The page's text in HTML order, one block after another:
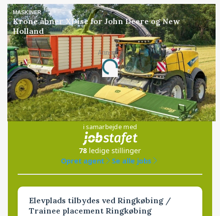
MASKINER
Krone åbner XDisc for John Deere og New
Holland
Annonce
Loading...
Jobs
i samarbejde med
78 ledige stillinger
Opret agent
Se alle jobs
Elevplads tilbydes ved Ringkøbing /
Trainee placement Ringkøbing